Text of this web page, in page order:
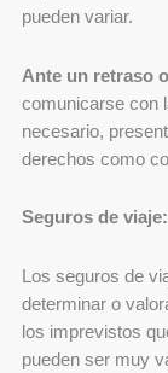
pueden variar.
Ante un retraso
comunicarse con
necesario,
derechos como
Seguros de viaje:
Los seguros de
determinar o
los imprevistos
pueden ser muy